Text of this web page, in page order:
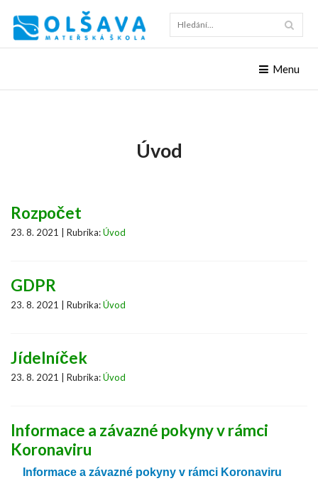
Menu
Úvod
Rozpočet
23. 8. 2021 | Rubrika:Úvod
GDPR
23. 8. 2021 | Rubrika:Úvod
Jídelníček
23. 8. 2021 | Rubrika:Úvod
Informace a závazné pokyny v rámci
Koronaviru
Informace a závazné pokyny v rámci Koronaviru